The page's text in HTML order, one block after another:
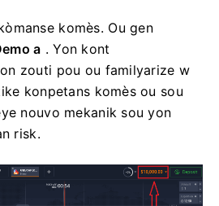
komès. Ou gen
a . Yon kont
zouti pou ou familyarize w
konpetans komès ou sou
nouvo mekanik sou yon
risk.